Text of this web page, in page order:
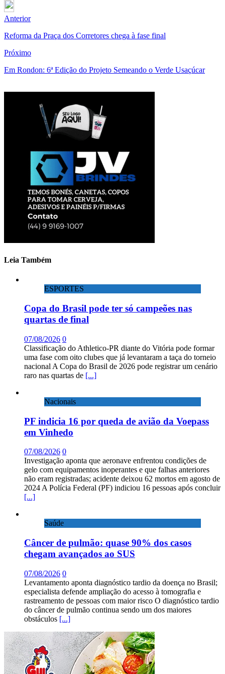
Anterior
Reforma da Praça dos Corretores chega à fase final
Próximo
Em Rondon: 6ª Edição do Projeto Semeando o Verde Usaçúcar
Leia Também
ESPORTES
Copa do Brasil pode ter só campeões nas
quartas de final
07/08/2026 0
Classificação do Athletico-PR diante do Vitória pode formar
uma fase com oito clubes que já levantaram a taça do torneio
nacional A Copa do Brasil de 2026 pode registrar um cenário
raro nas quartas de [...]
Nacionais
PF indicia 16 por queda de avião da Voepass
em Vinhedo
07/08/2026 0
Investigação aponta que aeronave enfrentou condições de
gelo com equipamentos inoperantes e que falhas anteriores
não eram registradas; acidente deixou 62 mortos em agosto de
2024 A Polícia Federal (PF) indiciou 16 pessoas após concluir
[...]
Saúde
Câncer de pulmão: quase 90% dos casos
chegam avançados ao SUS
07/08/2026 0
Levantamento aponta diagnóstico tardio da doença no Brasil;
especialista defende ampliação do acesso à tomografia e
rastreamento de pessoas com maior risco O diagnóstico tardio
do câncer de pulmão continua sendo um dos maiores
obstáculos [...]